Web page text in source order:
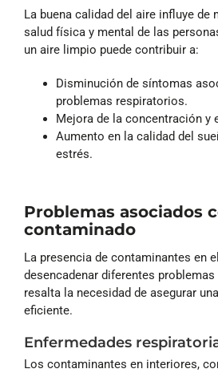
La buena calidad del aire influye de
salud física y mental de las
un aire limpio puede contribuir a:
Disminución de síntomas
problemas respiratorios.
Mejora de la concentración y
Aumento en la calidad del
estrés.
Problemas asociados
contaminado
La presencia de contaminantes en
desencadenar diferentes
resalta la necesidad de asegurar
eficiente.
Enfermedades
Los contaminantes en interiores,